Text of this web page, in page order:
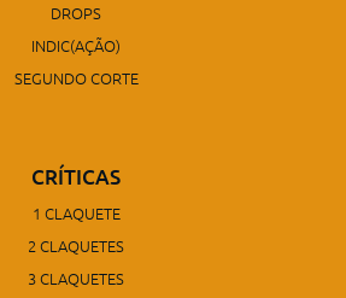
DROPS
INDIC(AÇÃO)
SEGUNDO CORTE
CRÍTICAS
1 CLAQUETE
2 CLAQUETES
3 CLAQUETES